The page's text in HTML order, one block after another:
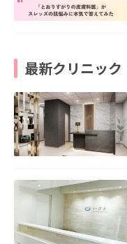
最新クリニック